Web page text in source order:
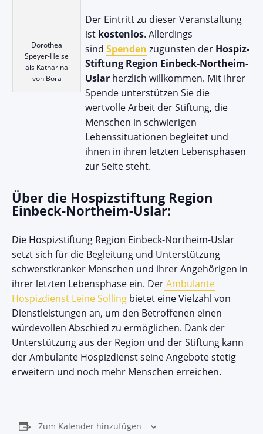
Dorothea
Speyer-Heise
als Katharina
von Bora
Der Eintritt zu dieser Veranstaltung
ist kostenlos. Allerdings
sind Spenden zugunsten der Hospiz-
Stiftung Region Einbeck-Northeim-
Uslar herzlich willkommen. Mit Ihrer
Spende unterstützen Sie die
wertvolle Arbeit der Stiftung, die
Menschen in schwierigen
Lebenssituationen begleitet und
ihnen in ihren letzten Lebensphasen
zur Seite steht.
Über die Hospizstiftung Region
Einbeck-Northeim-Uslar:
Die Hospizstiftung Region Einbeck-Northeim-Uslar
setzt sich für die Begleitung und Unterstützung
schwerstkranker Menschen und ihrer Angehörigen in
ihrer letzten Lebensphase ein. DerAmbulante
Hospizdienst Leine Solling bietet eine Vielzahl von
Dienstleistungen an, um den Betroffenen einen
würdevollen Abschied zu ermöglichen. Dank der
Unterstützung aus der Region und der Stiftung kann
der Ambulante Hospizdienst seine Angebote stetig
erweitern und noch mehr Menschen erreichen.
Zum Kalender hinzufügen